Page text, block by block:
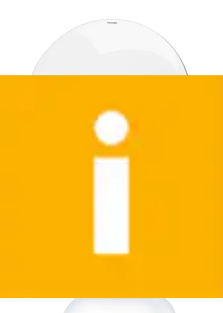
Simulation von Tageslicht an dunklen...